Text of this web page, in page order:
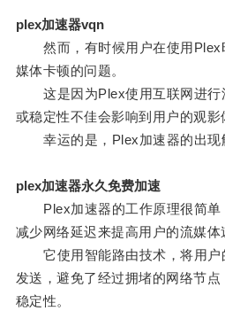
plex加速器vqn
然而，有时候用户在使用Plex
媒体卡顿的问题。
这是因为Plex使用互联网进行
或稳定性不佳会影响到用户的观影
幸运的是，Plex加速器的出现
plex加速器永久免费加速
Plex加速器的工作原理很简单
减少网络延迟来提高用户的流媒体
它使用智能路由技术，将用户
发送，避免了经过拥堵的网络节
稳定性。